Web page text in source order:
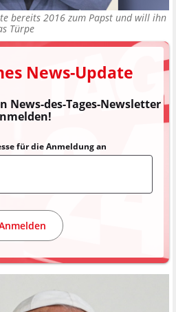
bereits 2016 zum Papst und will ihn
Türpe
News-Update
News-des-Tages-Newsletter
für die Anmeldung an